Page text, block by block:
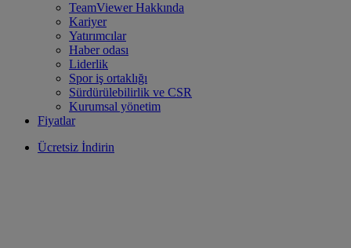
TeamViewer Hakkında
Kariyer
Yatırımcılar
Haber odası
Liderlik
Spor iş ortaklığı
Sürdürülebilirlik ve CSR
Kurumsal yönetim
Fiyatlar
Ücretsiz İndirin